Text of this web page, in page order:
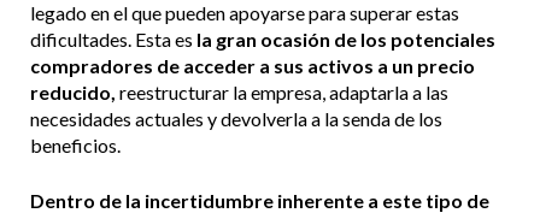
legado en el que pueden apoyarse para superar estas
dificultades. Esta es la gran ocasión de los potenciales
compradores de acceder a sus activos a un precio
reducido, reestructurar la empresa, adaptarla a las
necesidades actuales y devolverla a la senda de los
beneficios.
Dentro de la incertidumbre inherente a este tipo de